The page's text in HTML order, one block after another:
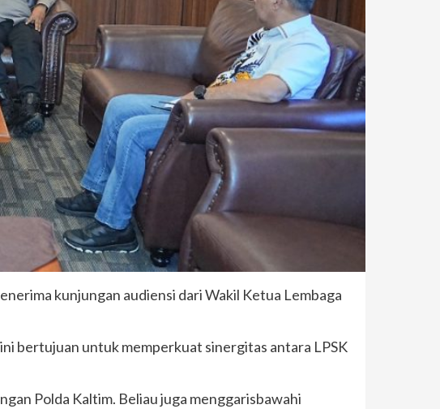
kunjungan audiensi dari Wakil Ketua Lembaga
bertujuan untuk memperkuat sinergitas antara LPSK
Polda Kaltim. Beliau juga menggarisbawahi